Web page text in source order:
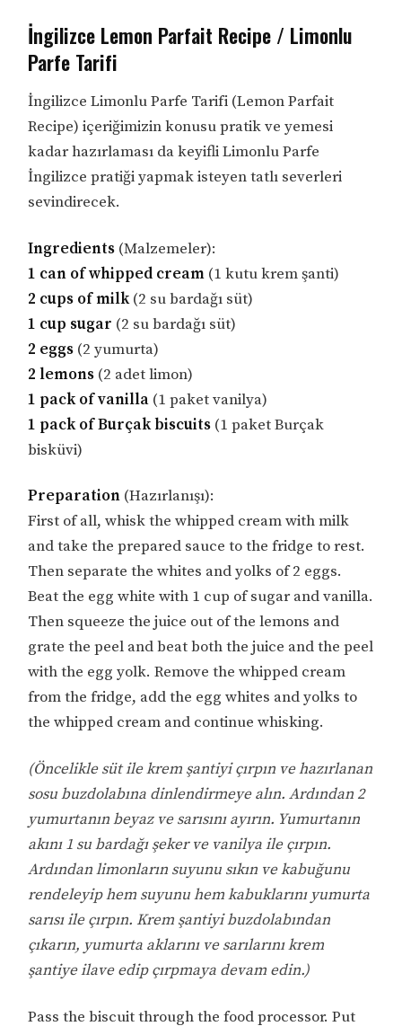
İngilizce Lemon Parfait Recipe / Limonlu
Parfe Tarifi
İngilizce Limonlu Parfe Tarifi (Lemon Parfait
Recipe) içeriğimizin konusu pratik ve yemesi
kadar hazırlaması da keyifli Limonlu Parfe
İngilizce pratiği yapmak isteyen tatlı severleri
sevindirecek.
Ingredients (Malzemeler):
1 can of whipped cream (1 kutu krem şanti)
2 cups of milk(2 su bardağı süt)
1 cup sugar (2 su bardağı süt)
2 eggs (2 yumurta)
2 lemons (2 adet limon)
1 pack of vanilla (1 paket vanilya)
1 pack of Burçak biscuits (1 paket Burçak
bisküvi)
Preparation (Hazırlanışı):
First of all, whisk the whipped cream with milk
and take the prepared sauce to the fridge to rest.
Then separate the whites and yolks of 2 eggs.
Beat the egg white with 1 cup of sugar and vanilla.
Then squeeze the juice out of the lemons and
grate the peel and beat both the juice and the peel
with the egg yolk. Remove the whipped cream
from the fridge, add the egg whites and yolks to
the whipped cream and continue whisking.
(Öncelikle süt ile krem şantiyi çırpın ve hazırlanan
sosu buzdolabına dinlendirmeye alın. Ardından 2
yumurtanın beyaz ve sarısını ayırın. Yumurtanın
akını 1 su bardağı şeker ve vanilya ile çırpın.
Ardından limonların suyunu sıkın ve kabuğunu
rendeleyip hem suyunu hem kabuklarını yumurta
sarısı ile çırpın. Krem şantiyi buzdolabından
çıkarın, yumurta aklarını ve sarılarını krem
şantiye ilave edip çırpmaya devam edin.)
Pass the biscuit through the food processor. Put